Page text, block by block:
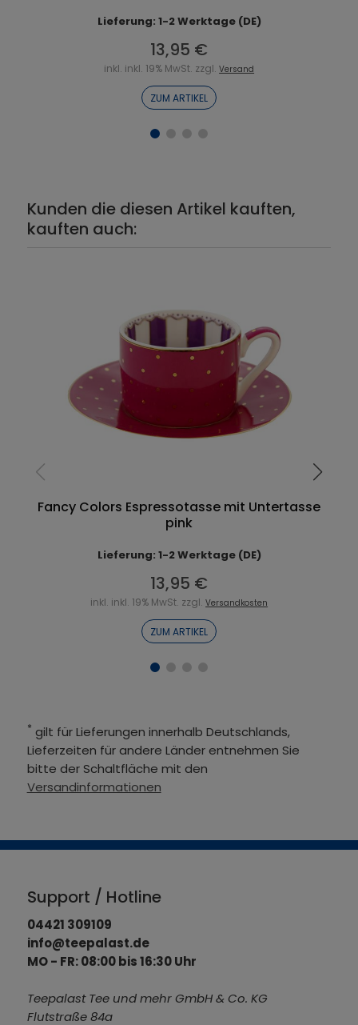
Lieferung: 1-2 Werktage (DE)
13,95 €
inkl. inkl. 19% MwSt. zzgl.Versand
ZUM ARTIKEL
Kunden die diesen Artikel kauften,
kauften auch:
Fancy Colors Espressotasse mit Untertasse
pink
Lieferung: 1-2 Werktage (DE)
13,95 €
inkl. inkl. 19% MwSt. zzgl.Versandkosten
ZUM ARTIKEL
* gilt für Lieferungen innerhalb Deutschlands,
Lieferzeiten für andere Länder entnehmen Sie
bitte der Schaltfläche mit den
Versandinformationen
Support / Hotline
04421 309109
info@teepalast.de
MO - FR: 08:00 bis 16:30 Uhr
Teepalast Tee und mehr GmbH & Co. KG
Flutstraße 84a